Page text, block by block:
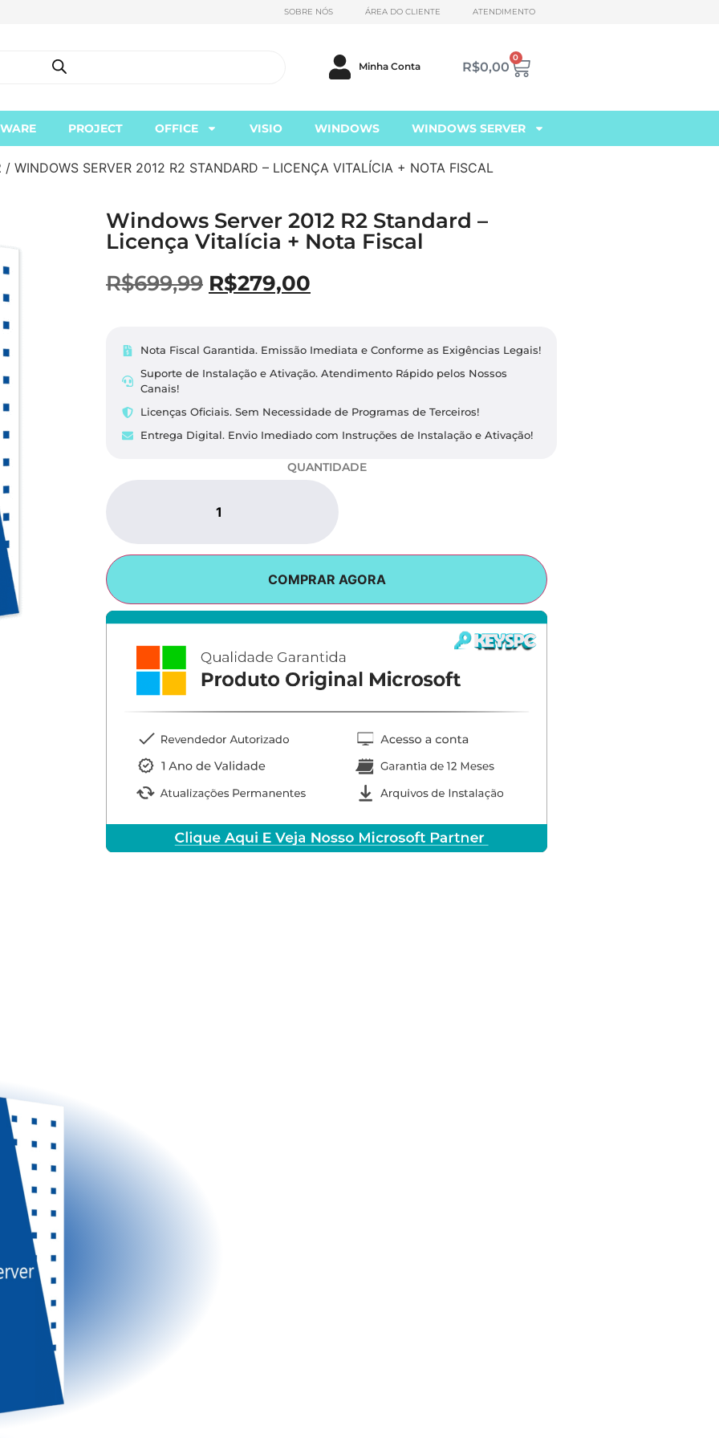
SOBRE NÓS ÁREA DO CLIENTE ATENDIMENTO
Minha Conta R$0,00
0
PROJECT OFFICE VISIO WINDOWS WINDOWS SERVER
/ WINDOWS SERVER 2012 R2 STANDARD – LICENÇA VITALÍCIA + NOTA FISCAL
Windows Server 2012 R2 Standard –
Licença Vitalícia + Nota Fiscal
R$699,99 R$279,00
Nota Fiscal Garantida. Emissão Imediata e Conforme as Exigências Legais​!
Suporte de Instalação e Ativação. Atendimento Rápido pelos Nossos
Canais!
Licenças Oficiais. Sem Necessidade de Programas de Terceiros!
Entrega Digital. Envio Imediado com Instruções de Instalação e Ativação!
QUANTIDADE
COMPRAR AGORA